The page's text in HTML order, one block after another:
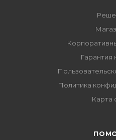
Гарантия
Политика
Карта